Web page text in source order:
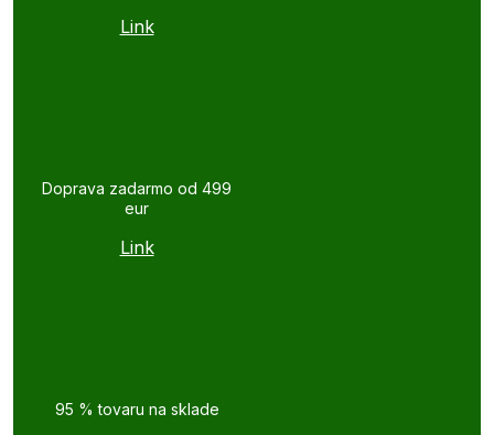
Link
Doprava zadarmo od 499
eur
Link
95 % tovaru na sklade